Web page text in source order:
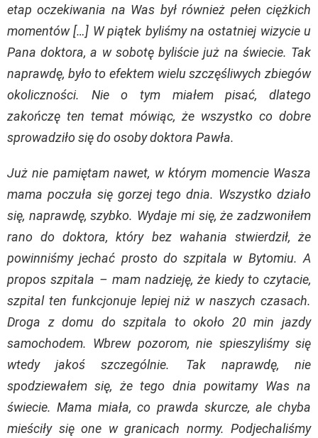
etap oczekiwania na Was był również pełen ciężkich
momentów […] W piątek byliśmy na ostatniej wizycie u
Pana doktora, a w sobotę byliście już na świecie. Tak
naprawdę, było to efektem wielu szczęśliwych zbiegów
okoliczności. Nie o tym miałem pisać, dlatego
zakończę ten temat mówiąc, że wszystko co dobre
sprowadziło się do osoby doktora Pawła.
Już nie pamiętam nawet, w którym momencie Wasza
mama poczuła się gorzej tego dnia. Wszystko działo
się, naprawdę, szybko. Wydaje mi się, że zadzwoniłem
rano do doktora, który bez wahania stwierdził, że
powinniśmy jechać prosto do szpitala w Bytomiu. A
propos szpitala – mam nadzieję, że kiedy to czytacie,
szpital ten funkcjonuje lepiej niż w naszych czasach.
Droga z domu do szpitala to około 20 min jazdy
samochodem. Wbrew pozorom, nie spieszyliśmy się
wtedy jakoś szczególnie. Tak naprawdę, nie
spodziewałem się, że tego dnia powitamy Was na
świecie. Mama miała, co prawda skurcze, ale chyba
mieściły się one w granicach normy. Podjechaliśmy